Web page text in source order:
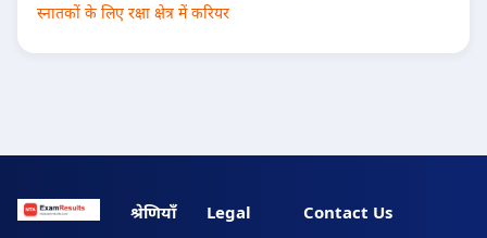
स्नातकों के लिए रक्षा क्षेत्र में करियर
श्रेणियाँ Legal Contact Us